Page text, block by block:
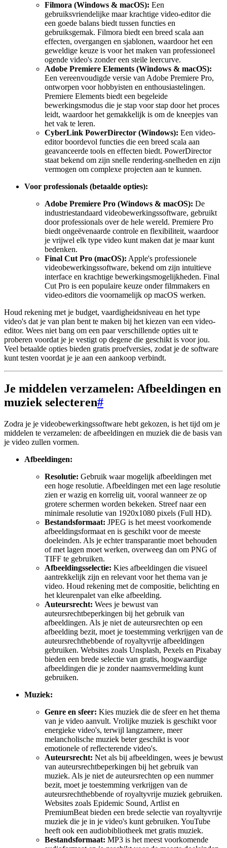
Filmora (Windows & macOS): Een
gebruiksvriendelijke maar krachtige video-editor die
een goede balans biedt tussen functies en
gebruiksgemak. Filmora biedt een breed scala aan
effecten, overgangen en sjablonen, waardoor het een
geweldige keuze is voor het maken van professioneel
ogende video's zonder een steile leercurve.
Adobe Premiere Elements (Windows & macOS):
Een vereenvoudigde versie van Adobe Premiere Pro,
ontworpen voor hobbyisten en enthousiastelingen.
Premiere Elements biedt een begeleide
bewerkingsmodus die je stap voor stap door het proces
leidt, waardoor het gemakkelijk is om de kneepjes van
het vak te leren.
CyberLink PowerDirector (Windows): Een video-
editor boordevol functies die een breed scala aan
geavanceerde tools en effecten biedt. PowerDirector
staat bekend om zijn snelle rendering-snelheden en zijn
vermogen om complexe projecten aan te kunnen.
Voor professionals (betaalde opties):
Adobe Premiere Pro (Windows & macOS): De
industriestandaard videobewerkingssoftware, gebruikt
door professionals over de hele wereld. Premiere Pro
biedt ongeëvenaarde controle en flexibiliteit, waardoor
je vrijwel elk type video kunt maken dat je maar kunt
bedenken.
Final Cut Pro (macOS): Apple's professionele
videobewerkingssoftware, bekend om zijn intuïtieve
interface en krachtige bewerkingsmogelijkheden. Final
Cut Pro is een populaire keuze onder filmmakers en
video-editors die voornamelijk op macOS werken.
Houd rekening met je budget, vaardigheidsniveau en het type
video's dat je van plan bent te maken bij het kiezen van een video-
editor. Wees niet bang om een paar verschillende opties uit te
proberen voordat je je vestigt op degene die geschikt is voor jou.
Veel betaalde opties bieden gratis proefversies, zodat je de software
kunt testen voordat je je aan een aankoop verbindt.
Je middelen verzamelen: Afbeeldingen en
muziek selecteren#
Zodra je je videobewerkingssoftware hebt gekozen, is het tijd om je
middelen te verzamelen: de afbeeldingen en muziek die de basis van
je video zullen vormen.
Afbeeldingen:
Resolutie: Gebruik waar mogelijk afbeeldingen met
een hoge resolutie. Afbeeldingen met een lage resolutie
zien er wazig en korrelig uit, vooral wanneer ze op
grotere schermen worden bekeken. Streef naar een
minimale resolutie van 1920x1080 pixels (Full HD).
Bestandsformaat: JPEG is het meest voorkomende
afbeeldingsformaat en is geschikt voor de meeste
doeleinden. Als je echter transparantie moet behouden
of met lagen moet werken, overweeg dan om PNG of
TIFF te gebruiken.
Afbeeldingsselectie: Kies afbeeldingen die visueel
aantrekkelijk zijn en relevant voor het thema van je
video. Houd rekening met de compositie, belichting en
het kleurenpalet van elke afbeelding.
Auteursrecht: Wees je bewust van
auteursrechtbeperkingen bij het gebruik van
afbeeldingen. Als je niet de auteursrechten op een
afbeelding bezit, moet je toestemming verkrijgen van de
auteursrechthebbende of royaltyvrije afbeeldingen
gebruiken. Websites zoals Unsplash, Pexels en Pixabay
bieden een brede selectie van gratis, hoogwaardige
afbeeldingen die je zonder naamsvermelding kunt
gebruiken.
Muziek:
Genre en sfeer: Kies muziek die de sfeer en het thema
van je video aanvult. Vrolijke muziek is geschikt voor
energieke video's, terwijl langzamere, meer
melancholische muziek beter geschikt is voor
emotionele of reflecterende video's.
Auteursrecht: Net als bij afbeeldingen, wees je bewust
van auteursrechtbeperkingen bij het gebruik van
muziek. Als je niet de auteursrechten op een nummer
bezit, moet je toestemming verkrijgen van de
auteursrechthebbende of royaltyvrije muziek gebruiken.
Websites zoals Epidemic Sound, Artlist en
PremiumBeat bieden een brede selectie van royaltyvrije
muziek die je in je video's kunt gebruiken. YouTube
heeft ook een audiobibliotheek met gratis muziek.
Bestandsformaat: MP3 is het meest voorkomende